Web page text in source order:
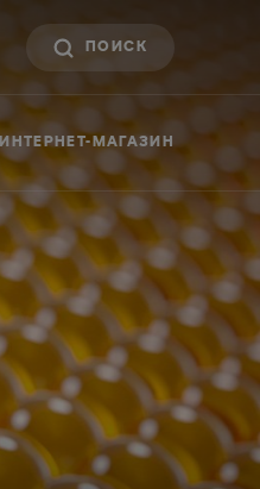
ИНТЕРНЕТ-МАГАЗИН